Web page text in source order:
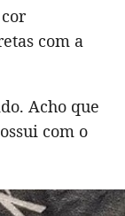
com a
Acho que
com o